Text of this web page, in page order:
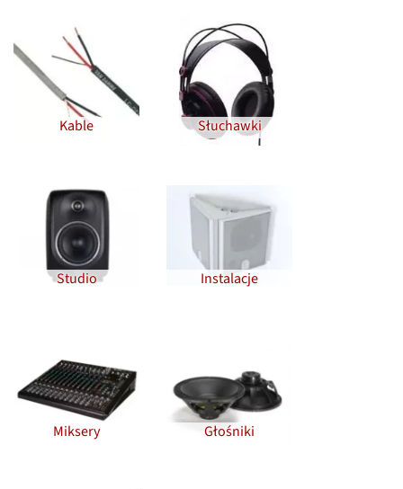
Kable Słuchawki
Studio Instalacje
Miksery Głośniki